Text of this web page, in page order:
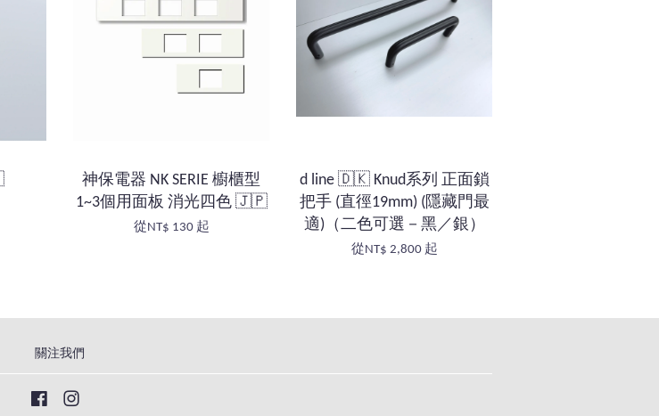
神保電器 NK SERIE 櫥櫃型
1~3個用面板 消光四色 🇯🇵
從NT$ 130 起
d line 🇩🇰 Knud系列 正面鎖
把手 (直徑19mm) (隱藏門最
適)（二色可選－黑／銀）
從NT$ 2,800 起
關注我們
Facebook